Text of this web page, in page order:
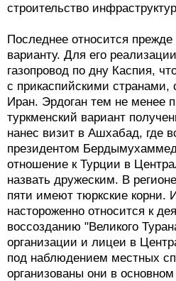
строительство
Последнее относится прежде
варианту. Для его
газопровод по дну Каспия,
с прикаспийскими странами,
Иран. Эрдоган тем не менее
туркменский вариант
нанес визит в Ашхабад, где
президентом
отношение к Турции в
назвать дружеским. В
пяти имеют тюркские корни.
настороженно относится к
воссозданию "Великого
организации и лицеи в
под наблюдением местных
организованы они в